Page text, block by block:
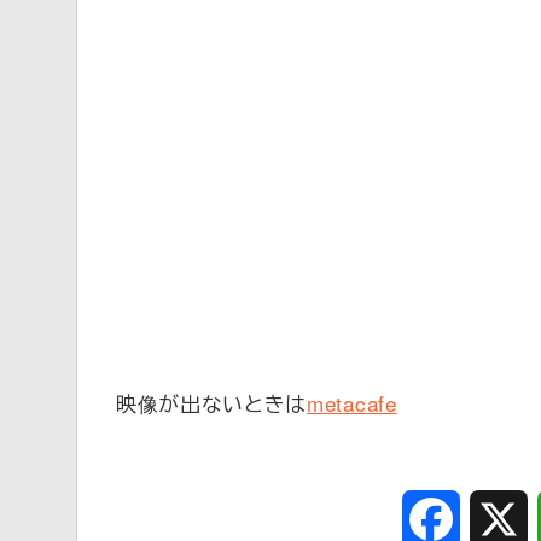
映像が出ないときはmetacafe